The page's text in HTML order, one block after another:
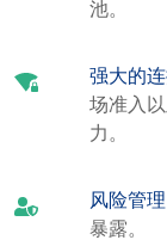
池。
强大的
场准入
力。
风险管理
暴露。